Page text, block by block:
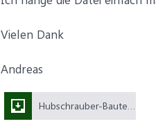
Vielen Dank
Andreas
Hubschrauber-Bauteilnummer.xlsx (18,9 KB)